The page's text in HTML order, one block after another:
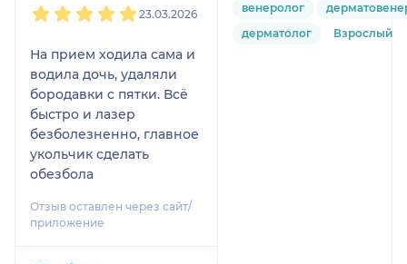
23.03.2026
На прием ходила сама и
водила дочь, удаляли
бородавки с пятки. Всё
быстро и лазер
безболезненно, главное
укольчик сделать
обезбола
Отзыв оставлен через сайт/
приложение
венеролог
дерматолог
Взрослый